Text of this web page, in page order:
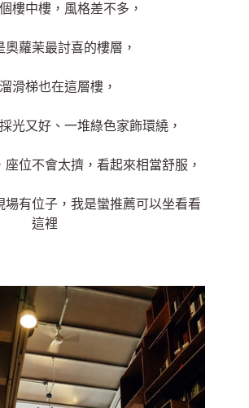
樓中樓，風格差不多，
奧蘿茉最討喜的樓層，
滑梯也在這層樓，
光又好、一堆綠色家飾環繞，
位不會太擠，看起來相當舒服，
場有位子，我是蠻推薦可以坐看看
這裡